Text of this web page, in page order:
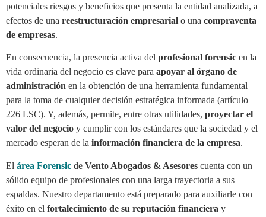
potenciales riesgos y beneficios que presenta la entidad analizada, a
efectos de una reestructuración empresarial o una compraventa
de empresas.
En consecuencia, la presencia activa del profesional forensic en la
vida ordinaria del negocio es clave para apoyar al órgano de
administración en la obtención de una herramienta fundamental
para la toma de cualquier decisión estratégica informada (artículo
226 LSC). Y, además, permite, entre otras utilidades, proyectar el
valor del negocio y cumplir con los estándares que la sociedad y el
mercado esperan de la información financiera de la empresa.
El área Forensic de Vento Abogados & Asesores cuenta con un
sólido equipo de profesionales con una larga trayectoria a sus
espaldas. Nuestro departamento está preparado para auxiliarle con
éxito en el fortalecimiento de su reputación financiera y